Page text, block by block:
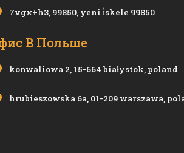
7vgx+h3, 99850, yeni i̇skele 99850
В Польше
konwaliowa 2, 15-664 białystok, poland
hrubieszowska 6a, 01-209 warszawa,